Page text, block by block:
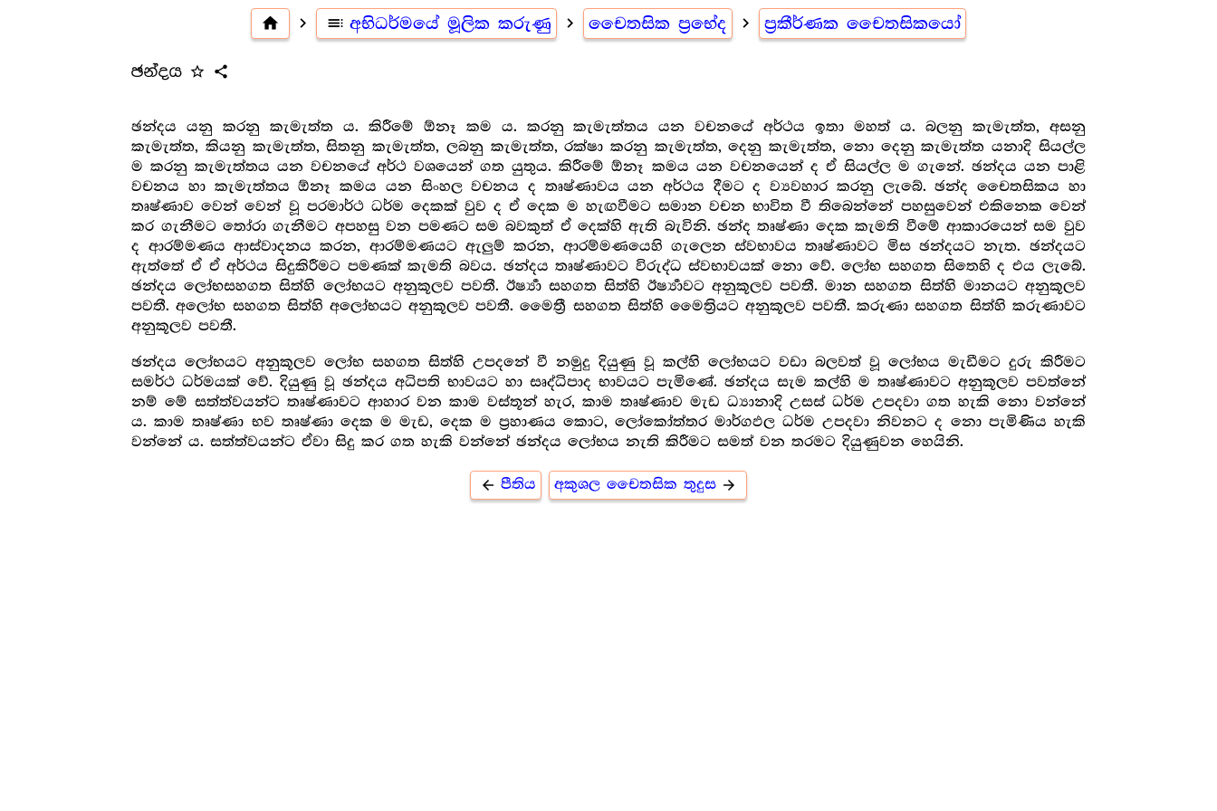
home navigate_next toc අභිධර්මයේ මූලික කරුණු navigate_next චෛතසික ප්‍රභේද navigate_next ප්‍ර‍කීර්ණක චෛතසිකයෝ
ඡන්දය star_outline share
ඡන්දය යනු කරනු කැමැත්ත ය. කිරීමේ ඕනෑ කම ය. කරනු කැමැත්තය යන වචනයේ අර්ථය ඉතා මහත් ය. බලනු කැමැත්ත, අසනු
කැමැත්ත, කියනු කැමැත්ත, සිතනු කැමැත්ත, ලබනු කැමැත්ත, රක්ෂා කරනු කැමැත්ත, දෙනු කැමැත්ත, නො දෙනු කැමැත්ත යනාදි සියල්ල
ම කරනු කැමැත්තය යන වචනයේ අර්ථ වශයෙන් ගත යුතුය. කිරීමේ ඕනෑ කමය යන වචනයෙන් ද ඒ සියල්ල ම ගැනේ. ඡන්දය යන පාළි
වචනය හා කැමැත්තය ඕනෑ කමය යන සිංහල වචනය ද තෘෂ්ණාවය යන අර්ථය දීමට ද ව්‍යවහාර කරනු ලැබේ. ඡන්ද චෛතසිකය හා
තෘෂ්ණාව වෙන් වෙන් වූ පරමාර්ථ ධර්ම දෙකක් වුව ද ඒ දෙක ම හැඟවීමට සමාන වචන භාවිත වී තිබෙන්නේ පහසුවෙන් එකිනෙක වෙන්
කර ගැනීමට තෝරා ගැනීමට අපහසු වන පමණට සම බවකුත් ඒ දෙක්හි ඇති බැවිනි. ඡන්ද තෘෂ්ණා දෙක කැමති වීමේ ආකාරයෙන් සම වුව
ද ආරම්මණය ආස්වාදනය කරන, ආරම්මණයට ඇලුම් කරන, ආරම්මණයෙහි ගැලෙන ස්වභාවය තෘෂ්ණාවට මිස ඡන්දයට නැත. ඡන්දයට
ඇත්තේ ඒ ඒ අර්ථය සිදුකිරීමට පමණක් කැමති බවය. ඡන්දය තෘෂ්ණාවට විරුද්ධ ස්වභාවයක් නො වේ. ලෝභ සහගත සිතෙහි ද එය ලැබේ.
ඡන්දය ලෝභසහගත සිත්හි ලෝභයට අනුකූලව පවතී. ඊර්‍ෂ්‍යා සහගත සිත්හි ඊර්‍ෂ්‍යාවට අනුකූලව පවතී. මාන සහගත සිත්හි මානයට අනුකූලව
පවතී. අලෝභ සහගත සිත්හි අලෝභයට අනුකූලව පවතී. මෛත්‍රී සහගත සිත්හි මෛත්‍රියට අනුකූලව පවතී. කරුණා සහගත සිත්හි කරුණාවට
අනුකූලව පවතී.
ඡන්දය ලෝභයට අනුකූලව ලෝභ සහගත සිත්හි උපදනේ වී නමුදු දියුණු වූ කල්හි ලෝභයට වඩා බලවත් වූ ලෝභය මැඩීමට දුරු කිරීමට
සමර්ථ ධර්මයක් වේ. දියුණු වූ ඡන්දය අධිපති භාවයට හා සෘද්ධිපාද භාවයට පැමිණේ. ඡන්දය සැම කල්හි ම තෘෂ්ණාවට අනුකූලව පවත්නේ
නම් මේ සත්ත්වයන්ට තෘෂ්ණාවට ආහාර වන කාම වස්තූන් හැර, කාම තෘෂ්ණාව මැඩ ධ්‍යානාදි උසස් ධර්ම උපදවා ගත හැකි නො වන්නේ
ය. කාම තෘෂ්ණා භව තෘෂ්ණා දෙක ම මැඩ, දෙක ම ප්‍ර‍හාණය කොට‍, ලෝකෝත්තර මාර්ගඵල ධර්ම උපදවා නිවනට ද නො පැමිණිය හැකි
වන්නේ ය. සත්ත්වයන්ට ඒවා සිදු කර ගත හැකි වන්නේ ඡන්දය ලෝභය නැති කිරීමට සමත් වන තරමට දියුණුවන හෙයිනි.
arrow_back පීතිය අකුශල චෛතසික තුදුස arrow_forward